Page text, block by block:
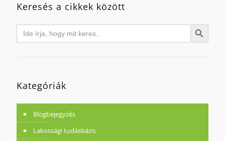
Keresés a cikkek között
Search
for: Search Button
Kategóriák
Blogbejegyzés
Lakossági tudásbázis